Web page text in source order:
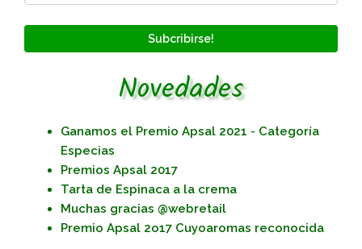
Subcribirse!
Novedades
Ganamos el Premio Apsal 2021 - Categoría
Especias
Premios Apsal 2017
Tarta de Espinaca a la crema
Muchas gracias @webretail
Premio Apsal 2o17 Cuyoaromas reconocida